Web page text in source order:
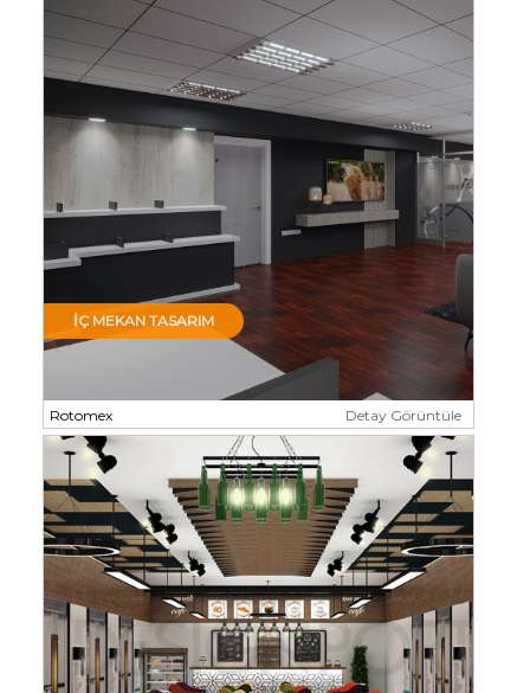
İÇ MEKAN TASARIM
Rotomex Detay Görüntüle